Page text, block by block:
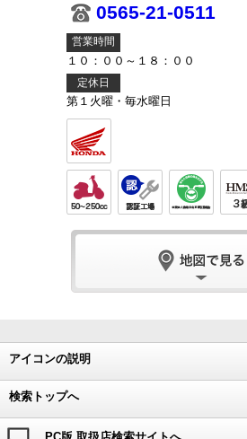
0565-21-0511
営業時間
１０：００～１８：００
定休日
第１火曜・毎水曜日
アイコンの説明
検索トップへ